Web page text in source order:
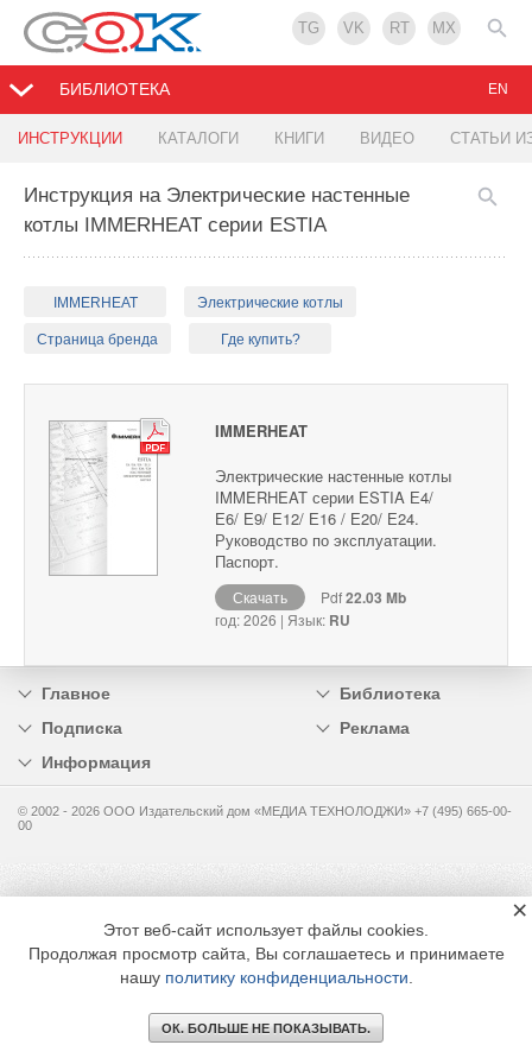
TG VK RT MX
БИБЛИОТЕКА
ИНСТРУКЦИИ КАТАЛОГИ КНИГИ ВИДЕО СТАТЬИ
EN
Инструкция на Электрические настенные
котлы IMMERHEAT серии ЕSTIA
IMMERHEAT Электрические котлы
Страница бренда Где купить?
IMMERHEAT
Электрические настенные котлы
IMMERHEAT серии ЕSTIA Е4/
Е6/ Е9/ Е12/ Е16 / Е20/ Е24.
Руководство по эксплуатации.
Паспорт.
Скачать Pdf22.03 Mb
год: 2026 | Язык: RU
Главное
Библиотека
Подписка
Реклама
Информация
© 2002 - 2026 OOO Издательский дом «МЕДИА ТЕХНОЛОДЖИ» +7 (495) 665-00-
00
Этот веб-сайт использует файлы cookies.
Продолжая просмотр сайта, Вы соглашаетесь и принимаете
нашу политику конфиденциальности
ОК. БОЛЬШЕ НЕ ПОКАЗЫВАТЬ.
×